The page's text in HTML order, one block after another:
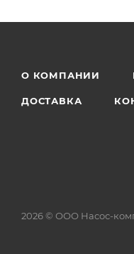
О КОМПАНИИ
ДОСТАВКА
2026 © ООО Насос-